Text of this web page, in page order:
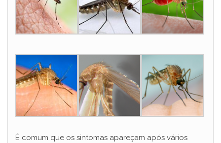
É comum que os sintomas apareçam após vários